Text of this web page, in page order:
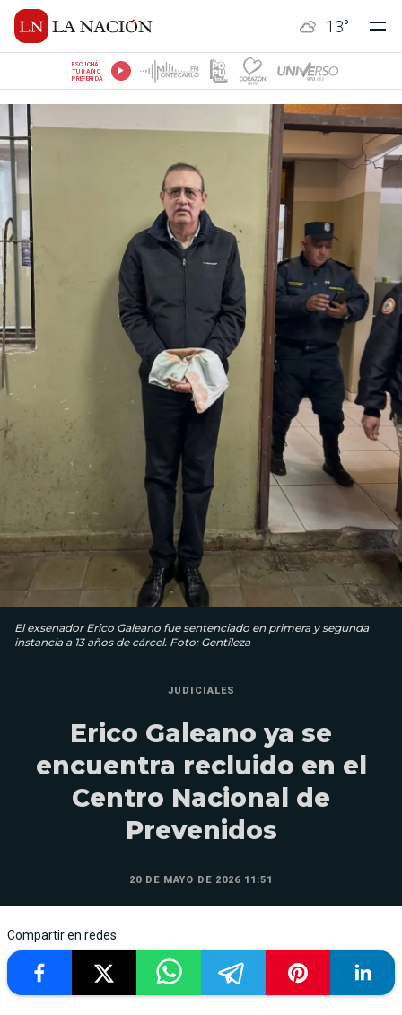
13°
ESCUCHÁ
TU RADIO
PREFERIDA
El exsenador Erico Galeano fue sentenciado en primera y segunda
instancia a 13 años de cárcel. Foto: Gentileza
JUDICIALES
Erico Galeano ya se
encuentra recluido en el
Centro Nacional de
Prevenidos
20 DE MAYO DE 2026 11:51
Compartir en redes